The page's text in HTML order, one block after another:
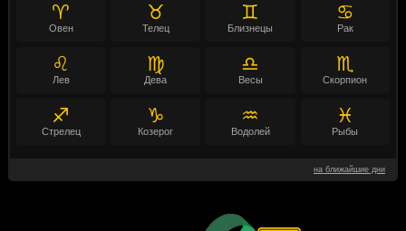
♈
Овен
♉
Телец
♊
Близнецы
♋
Рак
♌
Лев
♍
Дева
♎
Весы
♏
Скорпион
♐
Стрелец
♑
Козерог
♒
Водолей
♓
Рыбы
на ближайшие дни